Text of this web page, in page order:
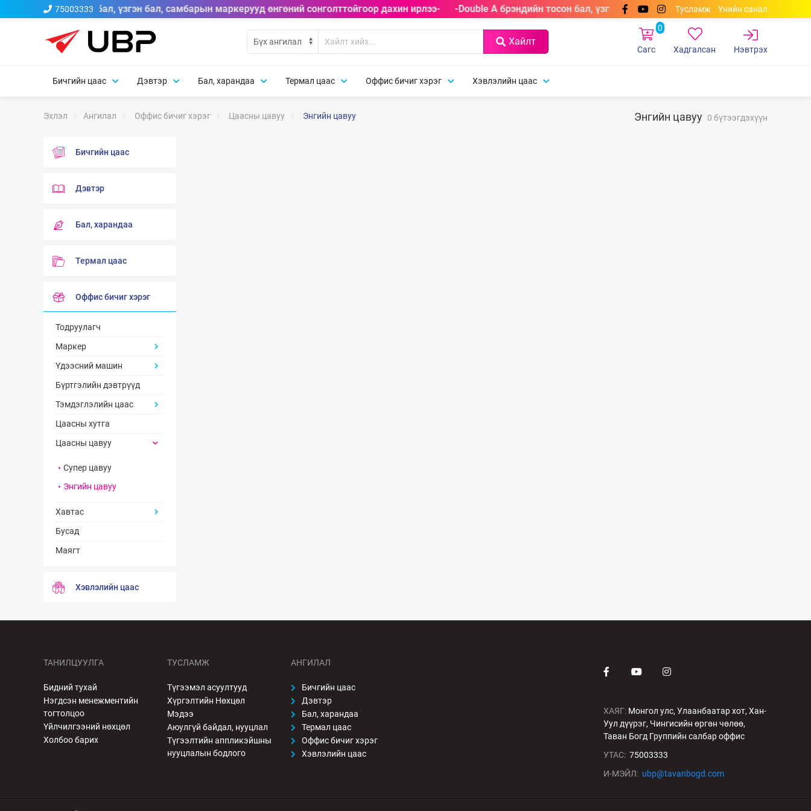
75003333
A брэндийн тосон бал, үзгэн бал, самбарын маркерууд өнгөний сонголттойгоор дахин ирлээ- -Double A брэндийн тосон бал, үзгэн бал, самбарын маркерууд өнгөний
Тусламж Үнийн санал
Хайлт
0
Сагс Хадгалсан Нэвтрэх
Бичгийн цаас Дэвтэр Бал, харандаа Термал цаас Оффис бичиг хэрэг Хэвлэлийн цаас
Эхлэл Ангилал Оффис бичиг хэрэг Цаасны цавуу Энгийн цавуу Энгийн цавуу 0 бүтээгдэхүүн
Бичгийн цаас
Дэвтэр
Бал, харандаа
Термал цаас
Оффис бичиг хэрэг
Тодруулагч
Маркер
Үдээсний машин
Бүртгэлийн дэвтрүүд
Тэмдэглэлийн цаас
Цаасны хутга
Цаасны цавуу
Супер цавуу
Энгийн цавуу
Хавтас
Бусад
Маягт
Хэвлэлийн цаас
ТАНИЛЦУУЛГА
Бидний тухай
Нэгдсэн менежментийн
тогтолцоо
Үйлчилгээний нөхцөл
Холбоо барих
ТУСЛАМЖ
Түгээмэл асуултууд
Хүргэлтийн Нөхцөл
Мэдээ
Аюулгүй байдал, нууцлал
Түгээлтийн аппликэйшны
нууцлалын бодлого
АНГИЛАЛ
Бичгийн цаас
Дэвтэр
Бал, харандаа
Термал цаас
Оффис бичиг хэрэг
Хэвлэлийн цаас
ХАЯГ: Монгол улс, Улаанбаатар хот, Хан-
Уул дүүрэг, Чингисийн өргөн чөлөө,
Таван Богд Группийн салбар оффис
УТАС: 75003333
И-МЭЙЛ: ubp@tavanbogd.com